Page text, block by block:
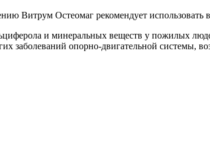
Витрум Остеомаг рекомендует использовать
и минеральных веществ у пожилых
заболеваний опорно-двигательной системы,